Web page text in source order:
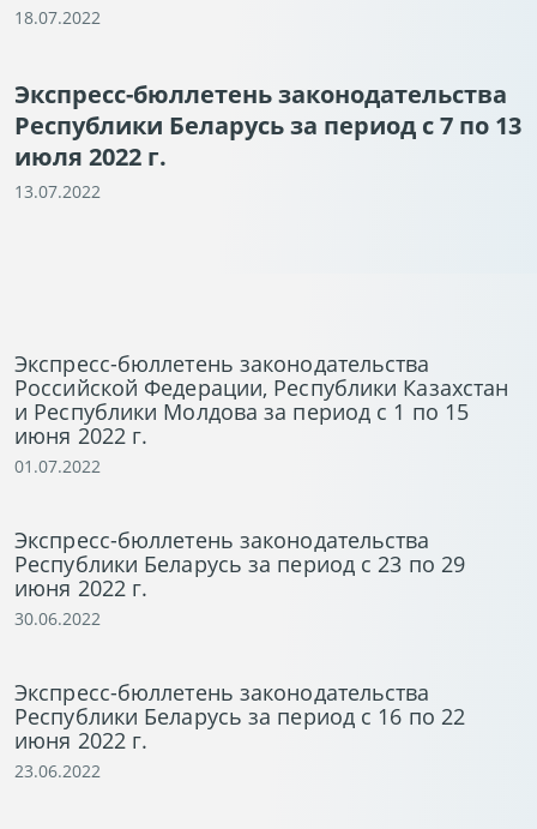
18.07.2022
Экспресс-бюллетень законодательства
Республики Беларусь за период с 7 по 13
июля 2022 г.
13.07.2022
Экспресс-бюллетень законодательства
Российской Федерации, Республики Казахстан
и Республики Молдова за период с 1 по 15
июня 2022 г.
01.07.2022
Экспресс-бюллетень законодательства
Республики Беларусь за период с 23 по 29
июня 2022 г.
30.06.2022
Экспресс-бюллетень законодательства
Республики Беларусь за период с 16 по 22
июня 2022 г.
23.06.2022